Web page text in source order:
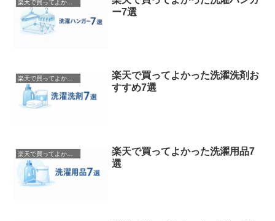
楽天で買ってよかったもの
ー7選
楽天で買ってよかったもの
楽天で買ってよかった洗濯洗剤お
すすめ7選
楽天で買ってよかったもの
楽天で買ってよかった洗濯用品7
選